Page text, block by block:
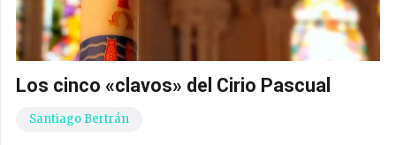
Los cinco «clavos» del Cirio Pascual
Santiago Bertrán